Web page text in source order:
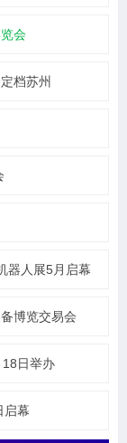
会
档苏州
器人展5月启幕
博览交易会
日举办
启幕